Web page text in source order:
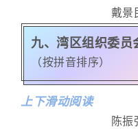
戴景
戴
戴
杜祖
九、湾区组织委员
（按拼音排序）
上下滑动阅读
陈振